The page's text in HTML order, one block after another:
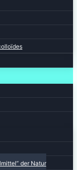
der Natur